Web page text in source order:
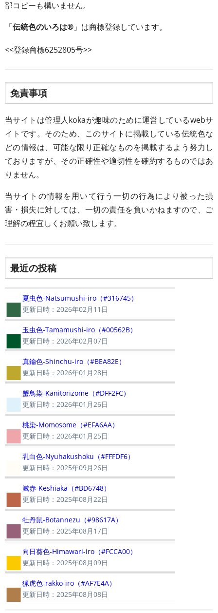
部コピーも構いません。
「伝統色のいろは® 」は商標登録しています。
<<登録商標6252805号>>
免責事項
当サイトは管理人kokaが趣味のために運営しているwebサ
イトです。そのため、このサイトに掲載している伝統色な
どの情報は、可能な限り正確なものを掲載するよう努力し
ておりますが、その正確性や適切性を確約するものではあ
りません。
当サイトの情報を用いて行う一切の行為により被った損
害・損失に対しては、一切の責任を負いかねますので、ご
理解の程宜しくお願い致します。
最近の投稿
■夏虫色-Natsumushi-iro（#316745）
更新日時：2026年02月11日
■玉虫色-Tamamushi-iro（#00562B）
更新日時：2026年02月07日
■真鍮色-Shinchu-iro（#BEA82E）
更新日時：2026年01月28日
■蟹鳥染-Kanitorizome（#DFF2FC）
更新日時：2026年01月26日
■桃染-Momosome（#EFA6AA）
更新日時：2026年01月25日
■乳白色-Nyuhakushoku（#FFFDF6）
更新日時：2025年09月26日
■滅赤-Keshiaka（#BD6748）
更新日時：2025年08月22日
■牡丹鼠-Botannezu（#98617A）
更新日時：2025年08月17日
■向日葵色-Himawari-iro（#FCCA00）
更新日時：2025年08月09日
■猟虎色-rakko-iro（#AF7E4A）
更新日時：2025年08月08日